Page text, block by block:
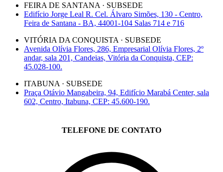
FEIRA DE SANTANA · SUBSEDE
Edifício Jorge Leal R. Cel. Álvaro Simões, 130 - Centro,
Feira de Santana - BA, 44001-104 Salas 714 e 716
VITÓRIA DA CONQUISTA · SUBSEDE
Avenida Olívia Flores, 286, Empresarial Olívia Flores, 2º
andar, sala 201, Candeias, Vitória da Conquista, CEP:
45.028-100.
ITABUNA · SUBSEDE
Praça Otávio Mangabeira, 94, Edifício Marabá Center, sala
602, Centro, Itabuna, CEP: 45.600-190.
TELEFONE DE CONTATO